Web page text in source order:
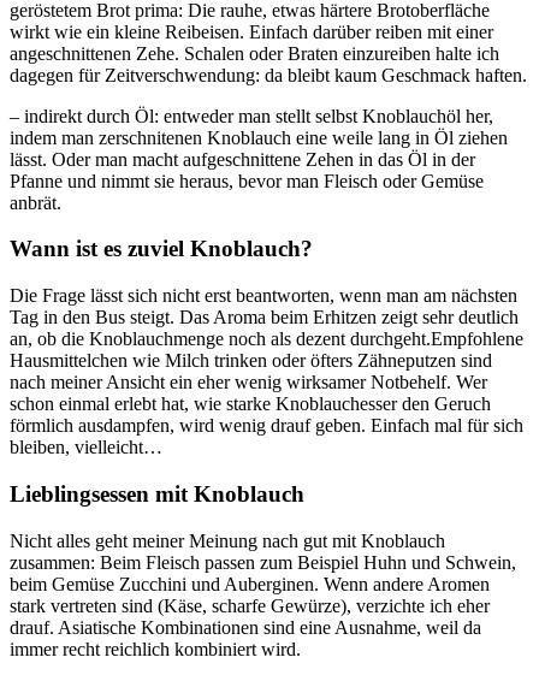
geröstetem Brot prima: Die rauhe, etwas härtere Brotoberfläche
wirkt wie ein kleine Reibeisen. Einfach darüber reiben mit einer
angeschnittenen Zehe. Schalen oder Braten einzureiben halte ich
dagegen für Zeitverschwendung: da bleibt kaum Geschmack haften.
– indirekt durch Öl: entweder man stellt selbst Knoblauchöl her,
indem man zerschnitenen Knoblauch eine weile lang in Öl ziehen
lässt. Oder man macht aufgeschnittene Zehen in das Öl in der
Pfanne und nimmt sie heraus, bevor man Fleisch oder Gemüse
anbrät.
Wann ist es zuviel Knoblauch?
Die Frage lässt sich nicht erst beantworten, wenn man am nächsten
Tag in den Bus steigt. Das Aroma beim Erhitzen zeigt sehr deutlich
an, ob die Knoblauchmenge noch als dezent durchgeht.Empfohlene
Hausmittelchen wie Milch trinken oder öfters Zähneputzen sind
nach meiner Ansicht ein eher wenig wirksamer Notbehelf. Wer
schon einmal erlebt hat, wie starke Knoblauchesser den Geruch
förmlich ausdampfen, wird wenig drauf geben. Einfach mal für sich
bleiben, vielleicht…
Lieblingsessen mit Knoblauch
Nicht alles geht meiner Meinung nach gut mit Knoblauch
zusammen: Beim Fleisch passen zum Beispiel Huhn und Schwein,
beim Gemüse Zucchini und Auberginen. Wenn andere Aromen
stark vertreten sind (Käse, scharfe Gewürze), verzichte ich eher
drauf. Asiatische Kombinationen sind eine Ausnahme, weil da
immer recht reichlich kombiniert wird.